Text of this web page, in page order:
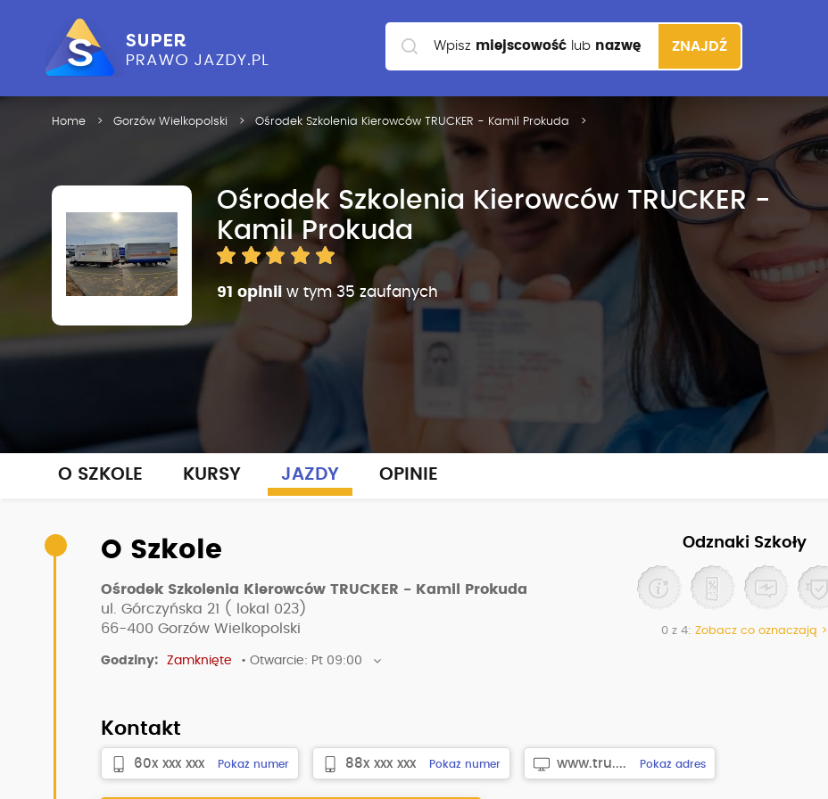
Wpisz miejscowość lub nazwę
szkoły
ZNAJDŹ
Home Gorzów Wielkopolski Ośrodek Szkolenia Kierowców TRUCKER - Kamil Prokuda
Ośrodek Szkolenia Kierowców TRUCKER -
Kamil Prokuda
91 opinii w tym 35 zaufanych
O SZKOLE KURSY JAZDY OPINIE
Odznaki Szkoły
0 z 4: Zobacz co oznaczają >
O Szkole
Ośrodek Szkolenia Kierowców TRUCKER - Kamil Prokuda
ul. Górczyńska 21 ( lokal 023)
66-400 Gorzów Wielkopolski
Godziny: Zamknięte • Otwarcie: Pt 09:00
Kontakt
60x xxx xxx Pokaż numer 88x xxx xxx Pokaż numer www.tru.... Pokaż adres